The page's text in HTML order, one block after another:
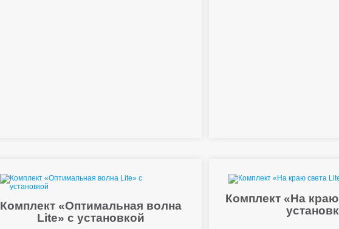
Комплект «Оптимальная волна
Lite» с установкой
Комплект «На